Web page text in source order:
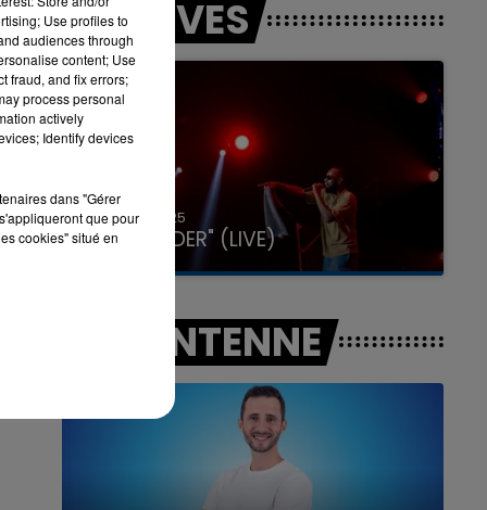
7h00 - 11h00
LA TEAM DE L'ÉTÉ
LES LIVES
31 janvier 2025
GIMS "SPIDER" (LIVE)
A L'ANTENNE
Use profiles to
audiences through
content; Use
fraud, and fix errors;
process personal
actively
Identify devices
dans "Gérer
que pour
cookies" situé en